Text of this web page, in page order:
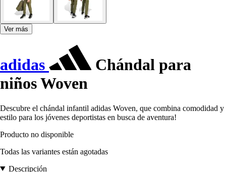
Ver más
adidas
Chándal para
niños Woven
Descubre el chándal infantil adidas Woven, que combina comodidad y
estilo para los jóvenes deportistas en busca de aventura!
Producto no disponible
Todas las variantes están agotadas
Descripción